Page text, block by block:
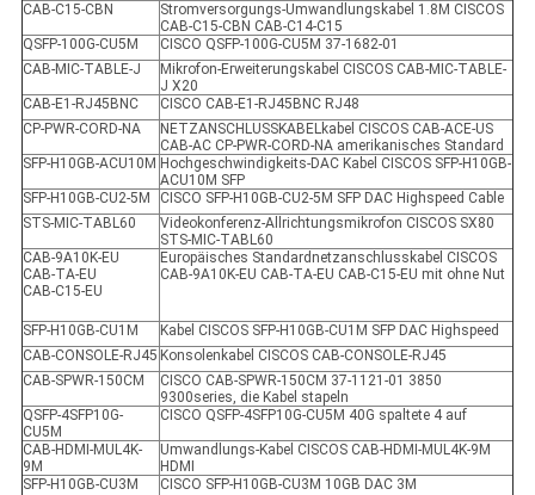
CAB-C15-CBN
Stromversorgungs-Umwandlungskabel 1.8M CISCOS
CAB-C15-CBN CAB-C14-C15
QSFP-100G-CU5M
CISCO QSFP-100G-CU5M 37-1682-01
CAB-MIC-TABLE-J
Mikrofon-Erweiterungskabel CISCOS CAB-MIC-TABLE-
J X20
CAB-E1-RJ45BNC
CISCO CAB-E1-RJ45BNC RJ48
CP-PWR-CORD-NA
NETZANSCHLUSSKABELkabel CISCOS CAB-ACE-US
CAB-AC CP-PWR-CORD-NA amerikanisches Standard
SFP-H10GB-ACU10M Hochgeschwindigkeits-DAC Kabel CISCOS SFP-H10GB-
ACU10M SFP
SFP-H10GB-CU2-5M
CISCO SFP-H10GB-CU2-5M SFP DAC Highspeed Cable
STS-MIC-TABL60
Videokonferenz-Allrichtungsmikrofon CISCOS SX80
STS-MIC-TABL60
CAB-9A10K-EU
CAB-TA-EU
CAB-C15-EU
Europäisches Standardnetzanschlusskabel CISCOS
CAB-9A10K-EU CAB-TA-EU CAB-C15-EU mit ohne Nut
SFP-H10GB-CU1M
Kabel CISCOS SFP-H10GB-CU1M SFP DAC Highspeed
CAB-CONSOLE-RJ45 Konsolenkabel CISCOS CAB-CONSOLE-RJ45
CAB-SPWR-150CM
CISCO CAB-SPWR-150CM 37-1121-01 3850
9300series, die Kabel stapeln
QSFP-4SFP10G-
CU5M
CISCO QSFP-4SFP10G-CU5M 40G spaltete 4 auf
CAB-HDMI-MUL4K-
9M
Umwandlungs-Kabel CISCOS CAB-HDMI-MUL4K-9M
HDMI
SFP-H10GB-CU3M
CISCO SFP-H10GB-CU3M 10GB DAC 3M